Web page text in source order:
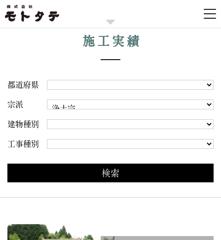
施工実績
都道府県
宗派
建物種別
工事種別